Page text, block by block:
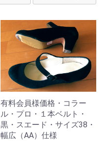
有料会員様価格・コラー
ル・プロ・１本ベルト・
黒・スエード・サイズ38・
幅広（AA）仕様